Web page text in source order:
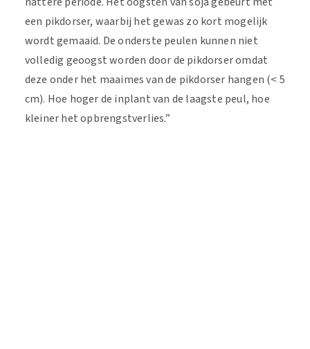
een pikdorser, waarbij het gewas zo kort mogelijk
wordt gemaaid. De onderste peulen kunnen niet
volledig geoogst worden door de pikdorser omdat
deze onder het maaimes van de pikdorser hangen (< 5
cm). Hoe hoger de inplant van de laagste peul, hoe
kleiner het opbrengstverlies.”